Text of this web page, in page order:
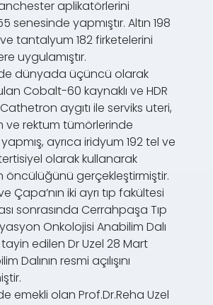
aplikatörlerini
senesinde yapmıştır. Altın 198
tantalyum 182 firketelerini
uygulamıştır.
dünyada üçüncü olarak
Cobalt-60 kaynaklı ve HDR
aygıtı ile serviks uteri,
ve rektum tümörlerinde
ayrıca iridyum 192 tel ve
olarak kullanarak
öncülüğünü gerçekleştirmiştir.
Çapa’nın iki ayrı tıp fakültesi
sonrasında Cerrahpaşa Tıp
Onkolojisi Anabilim Dalı
edilen Dr Uzel 28 Mart
Dalının resmi açılışını
emekli olan Prof.Dr.Reha Uzel